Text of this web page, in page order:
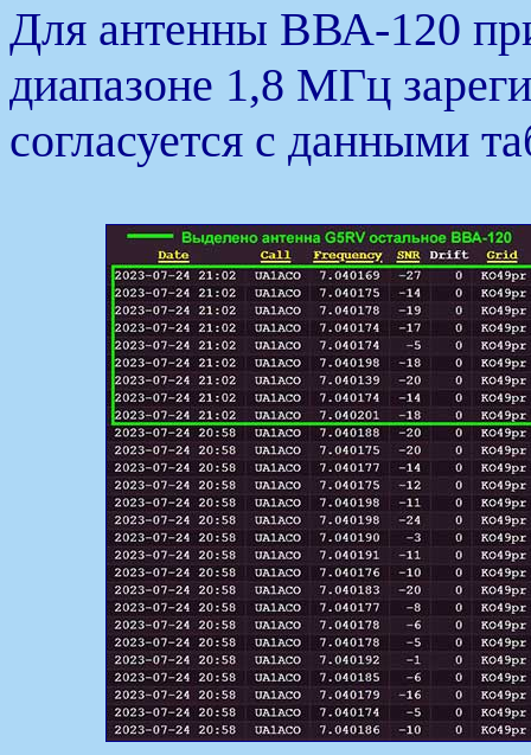
Для антенны ВВА-120
диапазоне 1,8 МГц
согласуется с данными